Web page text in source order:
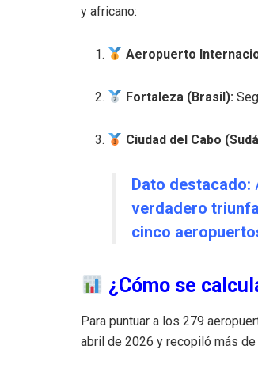
y africano:
Aeropuerto
Fortaleza (Brasil):
Ciudad del Cabo
Dato destacado:
verdadero
cinco
¿Cómo se
Para puntuar a los 279
abril de 2026 y recopiló más